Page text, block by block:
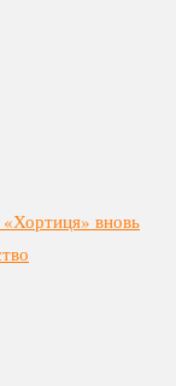
вновь